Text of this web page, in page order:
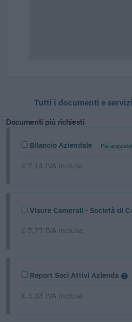
Tutti i documenti e
Documenti più richiesti
Bilancio Aziendale Più
€ 7,14 IVA inclusa
Visure Camerali - Società di
€ 7,77 IVA inclusa
Report Soci Attivi Azienda
€ 3,33 IVA inclusa